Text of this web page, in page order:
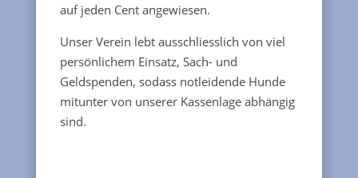
auf jeden Cent angewiesen.
Unser Verein lebt ausschliesslich von viel
persönlichem Einsatz, Sach- und
Geldspenden, sodass notleidende Hunde
mitunter von unserer Kassenlage abhängig
sind.